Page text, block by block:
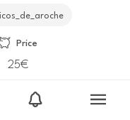
Price
25€
9, 21290